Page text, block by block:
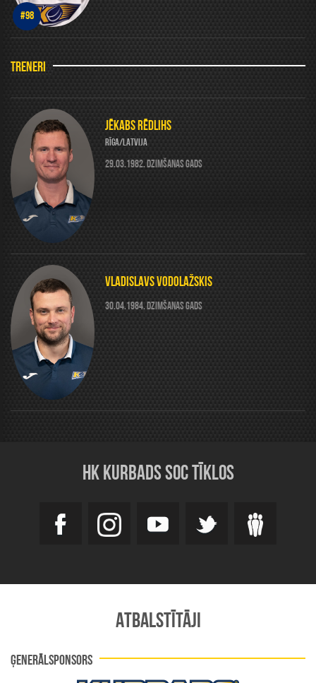
#98
TRENERI
JĒKABS RĒDLIHS
RĪGA/LATVIJA
29.03.1982. DZIMŠANAS GADS
VLADISLAVS VODOLAŽSKIS
30.04.1984. DZIMŠANAS GADS
HK KURBADS SOC TĪKLOS
ATBALSTĪTĀJI
ĢENERĀLSPONSORS